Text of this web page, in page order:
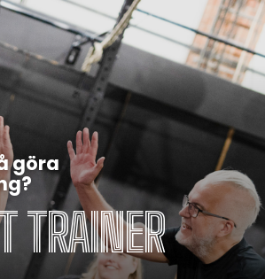
göra
TRAINER